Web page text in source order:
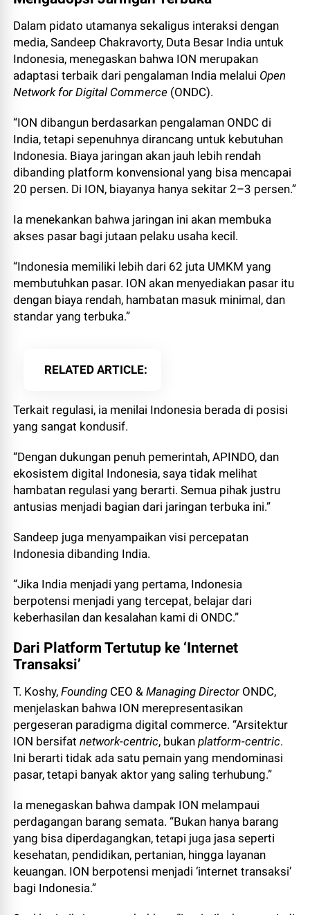
Dalam pidato utamanya sekaligus interaksi dengan
media, Sandeep Chakravorty, Duta Besar India untuk
Indonesia, menegaskan bahwa ION merupakan
adaptasi terbaik dari pengalaman India melalui Open
Network for Digital Commerce (ONDC).
“ION dibangun berdasarkan pengalaman ONDC di
India, tetapi sepenuhnya dirancang untuk kebutuhan
Indonesia. Biaya jaringan akan jauh lebih rendah
dibanding platform konvensional yang bisa mencapai
20 persen. Di ION, biayanya hanya sekitar 2–3 persen.”
Ia menekankan bahwa jaringan ini akan membuka
akses pasar bagi jutaan pelaku usaha kecil.
“Indonesia memiliki lebih dari 62 juta UMKM yang
membutuhkan pasar. ION akan menyediakan pasar itu
dengan biaya rendah, hambatan masuk minimal, dan
standar yang terbuka.”
RELATED ARTICLE
Terkait regulasi, ia menilai Indonesia berada di posisi
yang sangat kondusif.
“Dengan dukungan penuh pemerintah, APINDO, dan
ekosistem digital Indonesia, saya tidak melihat
hambatan regulasi yang berarti. Semua pihak justru
antusias menjadi bagian dari jaringan terbuka ini.”
Sandeep juga menyampaikan visi percepatan
Indonesia dibanding India.
“Jika India menjadi yang pertama, Indonesia
berpotensi menjadi yang tercepat, belajar dari
keberhasilan dan kesalahan kami di ONDC.”
Dari Platform Tertutup ke ‘Internet
Transaksi’
T. Koshy,Founding CEO &Managing Director ONDC,
menjelaskan bahwa ION merepresentasikan
pergeseran paradigma digital commerce. “Arsitektur
ION bersifatnetwork-centric, bukanplatform-centric.
Ini berarti tidak ada satu pemain yang mendominasi
pasar, tetapi banyak aktor yang saling terhubung.”
Ia menegaskan bahwa dampak ION melampaui
perdagangan barang semata. “Bukan hanya barang
yang bisa diperdagangkan, tetapi juga jasa seperti
kesehatan, pendidikan, pertanian, hingga layanan
keuangan. ION berpotensi menjadi ‘internet transaksi’
bagi Indonesia.”